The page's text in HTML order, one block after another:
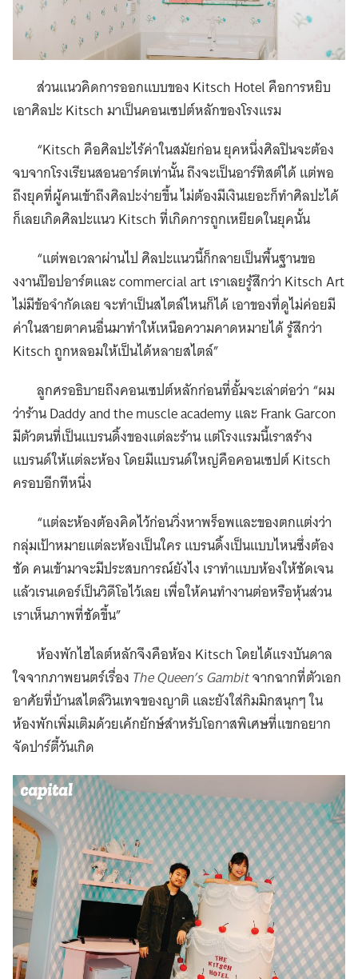
ส่วนแนวคิดการออกแบบของ Kitsch Hotel คือการหยิบ
เอาศิลปะ Kitsch มาเป็นคอนเซปต์หลักของโรงแรม
“Kitsch คือศิลปะไร้ค่าในสมัยก่อน ยุคหนึ่งศิลปินจะต้อง
จบจากโรงเรียนสอนอาร์ตเท่านั้น ถึงจะเป็นอาร์ทิสต์ได้ แต่พอ
ถึงยุคที่ผู้คนเข้าถึงศิลปะง่ายขึ้น ไม่ต้องมีเงินเยอะก็ทำศิลปะได้
ก็เลยเกิดศิลปะแนว Kitsch ที่เกิดการถูกเหยียดในยุคนั้น
“แต่พอเวลาผ่านไป ศิลปะแนวนี้ก็กลายเป็นพื้นฐานขอ
งงานป๊อปอาร์ตและ commercial art เราเลยรู้สึกว่า Kitsch Art
ไม่มีข้อจำกัดเลย จะทำเป็นสไตล์ไหนก็ได้ เอาของที่ดูไม่ค่อยมี
ค่าในสายตาคนอื่นมาทำให้เหนือความคาดหมายได้ รู้สึกว่า
Kitsch ถูกหลอมให้เป็นได้หลายสไตล์”
ลูกศรอธิบายถึงคอนเซปต์หลักก่อนที่อั้มจะเล่าต่อว่า “ผม
ว่าร้าน Daddy and the muscle academy และ Frank Garcon
มีตัวตนที่เป็นแบรนดิ้งของแต่ละร้าน แต่โรงแรมนี้เราสร้าง
แบรนด์ให้แต่ละห้อง โดยมีแบรนด์ใหญ่คือคอนเซปต์ Kitsch
ครอบอีกทีหนึ่ง
“แต่ละห้องต้องคิดไว้ก่อนวิ่งหาพร็อพและของตกแต่งว่า
กลุ่มเป้าหมายแต่ละห้องเป็นใคร แบรนดิ้งเป็นแบบไหนซึ่งต้อง
ชัด คนเข้ามาจะมีประสบการณ์ยังไง เราทำแบบห้องให้ชัดเจน
แล้วเรนเดอร์เป็นวิดีโอไว้เลย เพื่อให้คนทำงานต่อหรือหุ้นส่วน
เราเห็นภาพที่ชัดขึ้น”
ห้องพักไฮไลต์หลักจึงคือห้อง Kitsch โดยได้แรงบันดาล
ใจจากภาพยนตร์เรื่อง The Queen’s Gambitจากฉากที่ตัวเอก
อาศัยที่บ้านสไตล์วินเทจของญาติ และยังใส่กิมมิกสนุกๆ ใน
ห้องพักเพิ่มเติมด้วยเค้กยักษ์สำหรับโอกาสพิเศษที่แขกอยาก
จัดปาร์ตี้วันเกิด